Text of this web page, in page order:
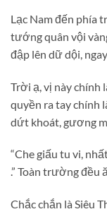
Lạc Nam đến phía
tướng quân vội
đập lên dữ dội,
Trời ạ, vị này chính
quyền ra tay chính
dứt khoát, gương
“Che giấu tu vi,
.” Toàn trường đều
Chắc chắn là Siêu